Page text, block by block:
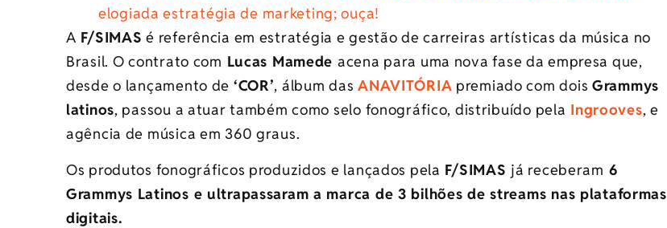
elogiada estratégia de marketing; ouça!
A F/SIMAS é referência em estratégia e gestão de carreiras artísticas da música no
Brasil. Ocontrato com Lucas Mamede acena para uma nova fase da empresa que,
desde o lançamento de ‘COR’, álbum dasANAVITÓRIA premiado com dois Grammys
latinos, passou a atuar também como selo fonográfico, distribuído pela Ingrooves, e
agência de música em 360 graus.
Os produtos fonográficos produzidos e lançados pela F/SIMAS já receberam 6
Grammys Latinos e ultrapassaram a marca de 3 bilhões de streams nas plataformas
digitais.